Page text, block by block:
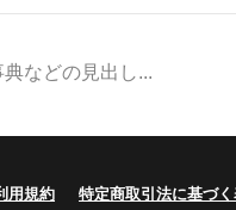
などの見出し...
用規約 特定商取引法に基づ